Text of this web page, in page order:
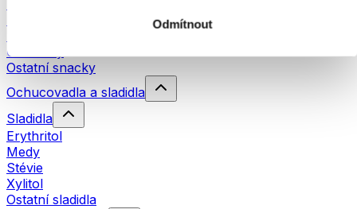
Odmítnout
Proteinové čipsy a krekry
Čokolády
Ostatní snacky
Ochucovadla a sladidla
Sladidla
Erythritol
Medy
Stévie
Xylitol
Ostatní sladidla